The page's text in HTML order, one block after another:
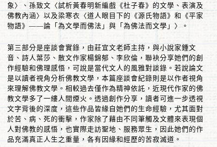
象〉、孫致文〈試析黃春明新編戲《杜子春》的文學、表演及
佛教內涵〉以及梁寒衣〈道人眼目下的《源氏物語》和《平家
物語》 ——論「為文學而佛法」與「為佛法而文學」〉。
第三部分是座談會實錄，由莊宜文老師主持，與小說家鍾文
音、詩人葉莎、散文作家楊錦郁、李欣倫，聯袂分享她們的創
作經驗和佛理感悟，可說是當代文人的風雅對談錄。若說論文
是以讀者視角分析佛教文學，本篇座談會紀錄則是以作者視角
來理解佛教文學。相較過去僅作為精神依託，近現代作家的佛
教文學多了一縷人間煙火。透過創作分享，讀者可進一步透視
文字背後的深度，這些作品皆緣自她們的生命經驗，尤其面對
於苦、病、死的衝擊，作家除了藉由不同筆觸及文體來表現個
人對佛教的感悟，也實際走訪聖地、服務眾生，因此她們的作
品充滿真正人生之重量，各有因緣和經歷的苦寂滅道。